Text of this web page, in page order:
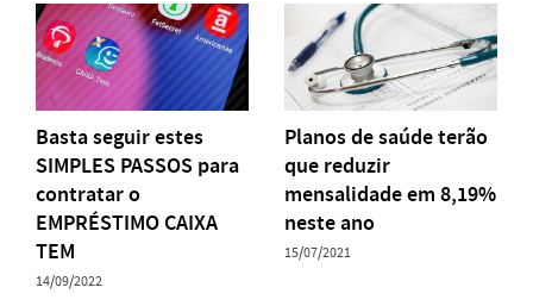
Basta seguir estes
SIMPLES PASSOS para
contratar o
EMPRÉSTIMO CAIXA
TEM
14/09/2022
Planos de saúde terão
que reduzir
mensalidade em 8,19%
neste ano
15/07/2021